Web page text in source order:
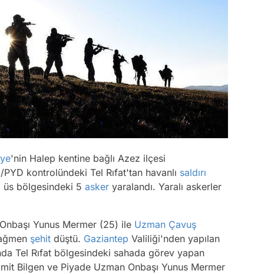
'nin Halep kentine bağlı Azez ilçesi
kontrolündeki Tel Rıfat'tan havanlı saldırı
üs bölgesindeki 5 asker yaralandı. Yaralı askerler
Yunus Mermer (25) ile Uzman Çavuş
şehit düştü. Gaziantep Valiliği'nden yapılan
Tel Rıfat bölgesindeki sahada görev yapan
Bilgen ve Piyade Uzman Onbaşı Yunus Mermer